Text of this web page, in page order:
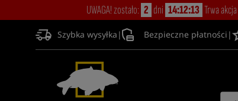
UWAGA! zostało: 2 dni 14:12:12 Trwa akcja
Szybka wysyłka | Bezpieczne płatności |